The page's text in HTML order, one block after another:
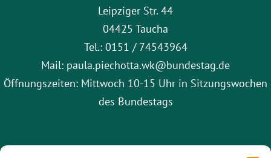
Leipziger Str. 44
04425 Taucha
Tel.: 0151 / 74543964
Mail: paula.piechotta.wk@bundestag.de
Öffnungszeiten: Mittwoch 10-15 Uhr in Sitzungswochen
des Bundestags